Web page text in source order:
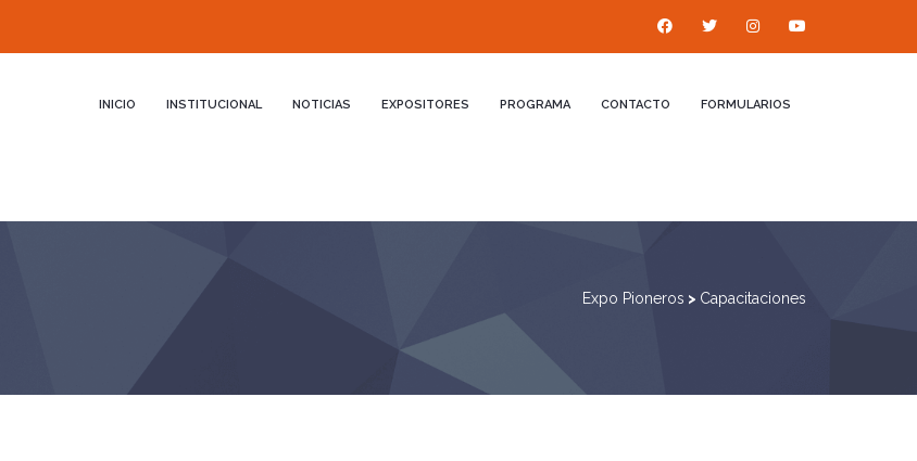
INICIO INSTITUCIONAL NOTICIAS EXPOSITORES PROGRAMA CONTACTO FORMULARIOS
Expo Pioneros > Capacitaciones